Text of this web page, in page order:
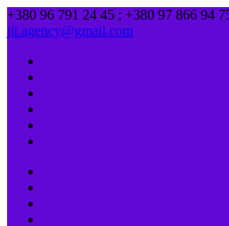
+380 96 791 24 45 ; +380 97 866 94
jit.agency@gmail.com